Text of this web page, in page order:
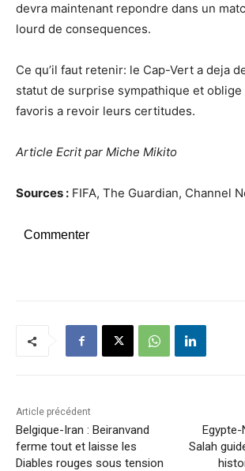
devra maintenant repondre dans un
lourd de consequences.
Ce qu’il faut retenir: le Cap-Vert a deja
statut de surprise sympathique et oblige
favoris a revoir leurs certitudes.
Article Ecrit par Miche Mikito
Sources : FIFA, The Guardian, Channel
Commenter
Article précédent
Belgique-Iran : Beiranvand
ferme tout et laisse les
Diables rouges sous tension
Salah